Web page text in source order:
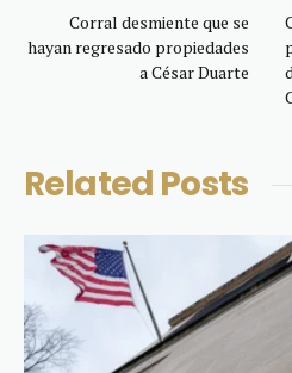
Corral desmiente que se
hayan regresado propiedades
a César Duarte
Related Posts